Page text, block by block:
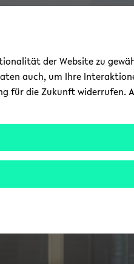
der Website zu
auch, um Ihre
für die Zukunft widerrufen.